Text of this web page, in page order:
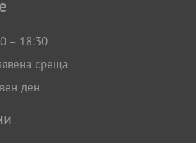
– 18:30
среща
ден